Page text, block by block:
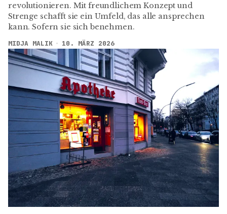
revolutionieren. Mit freundlichem Konzept und
Strenge schafft sie ein Umfeld, das alle ansprechen
kann. Sofern sie sich benehmen.
MIDJA MALIK 10. MÄRZ 2026